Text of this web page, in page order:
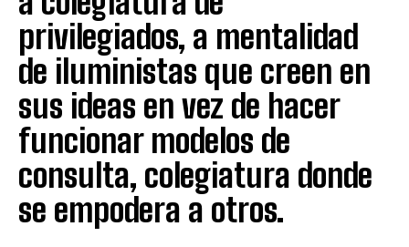
privilegiados, a mentalidad
de iluministas que creen en
sus ideas en vez de hacer
funcionar modelos de
consulta, colegiatura donde
se empodera a otros.